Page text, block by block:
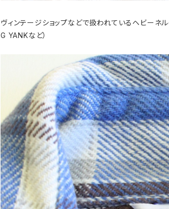
ヴィンテージショップなどで扱われているヘビーネ
G YANKなど）